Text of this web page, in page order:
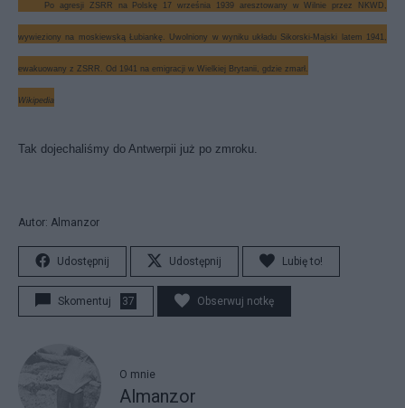
Po agresji ZSRR na Polskę 17 września 1939 aresztowany w Wilnie przez NKWD,
wywieziony na moskiewską Łubiankę. Uwolniony w wyniku układu Sikorski-Majski latem 1941,
ewakuowany z ZSRR. Od 1941 na emigracji w Wielkiej Brytanii, gdzie zmarł.
Wikipedia
Tak dojechaliśmy do Antwerpii już po zmroku.
Autor: Almanzor
Udostępnij Udostępnij Lubię to!
Skomentuj 37 Obserwuj notkę
O mnie
Almanzor